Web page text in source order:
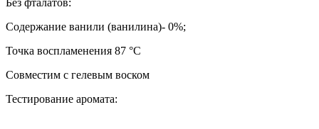
Содержание ванили (ванилина)- 0%;
Точка воспламенения 87 °C
Совместим с гелевым воском
Тестирование аромата: